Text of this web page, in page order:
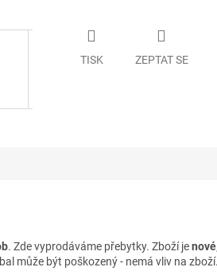
TISK ZEPTAT SE
. Zde vyprodáváme přebytky. Zboží je
může být poškozený - nemá vliv na zboží.